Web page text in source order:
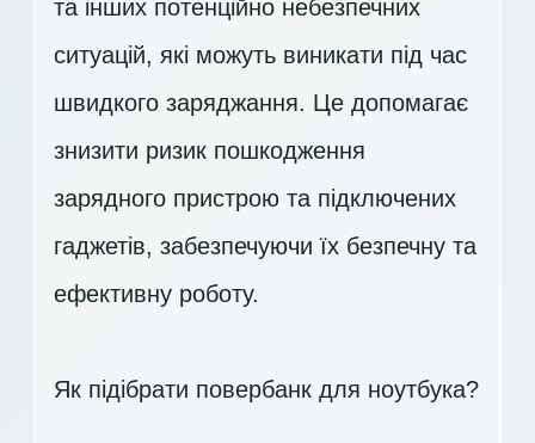
та інших потенційно небезпечних
ситуацій, які можуть виникати під час
швидкого заряджання. Це допомагає
знизити ризик пошкодження
зарядного пристрою та підключених
гаджетів, забезпечуючи їх безпечну та
ефективну роботу.
Як підібрати повербанк для ноутбука?